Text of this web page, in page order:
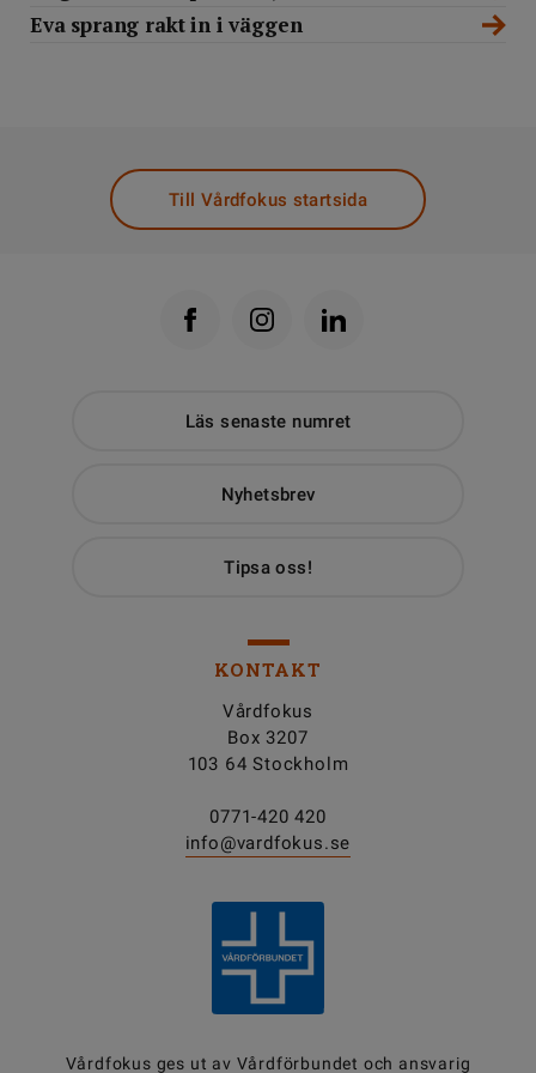
Eva sprang rakt in i väggen
Till Vårdfokus startsida
Läs senaste numret
Nyhetsbrev
Tipsa oss!
KONTAKT
Vårdfokus
Box 3207
103 64 Stockholm
0771-420 420
info@vardfokus.se
Vårdfokus ges ut av Vårdförbundet och ansvarig